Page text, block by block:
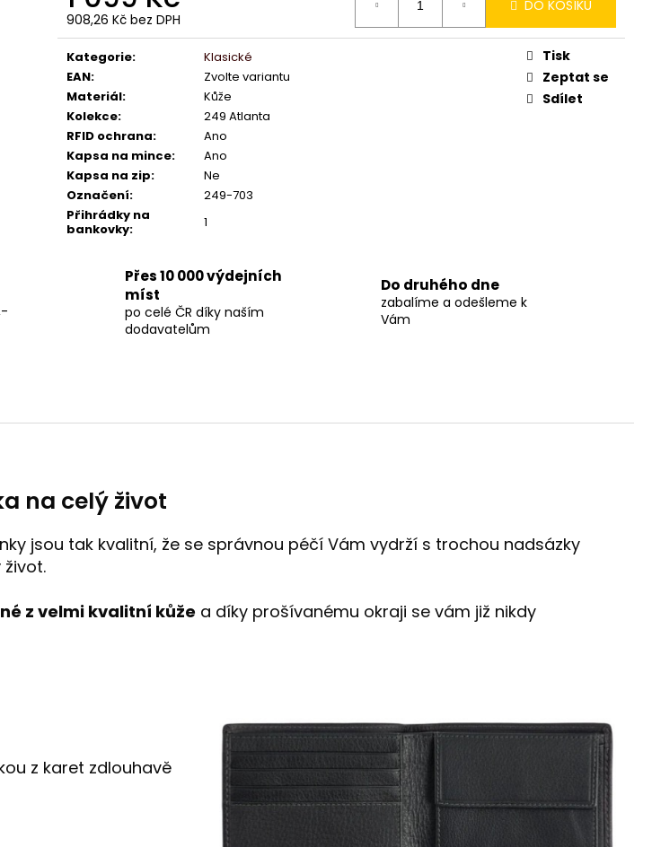
908,26 Kč bez DPH
Měrná
cena:
DO KOŠÍKU
Kategorie:
Klasické
EAN:
Zvolte variantu
Materiál:
Kůže
Kolekce:
249 Atlanta
RFID ochrana:
Ano
Kapsa na mince:
Ano
Kapsa na zip:
Ne
Označení:
249-703
Přihrádky na
bankovky: 1
Tisk
Zeptat se
Sdílet
Přes 10 000 výdejních
míst
po celé ČR díky naším
dodavatelům
Do druhého dne
zabalíme a odešleme k
Vám
na celý život
jsou tak kvalitní, že se správnou péčí Vám vydrží s trochou nadsázky
z velmi kvalitní kůže a díky prošívanému okraji se vám již nikdy
z karet zdlouhavě